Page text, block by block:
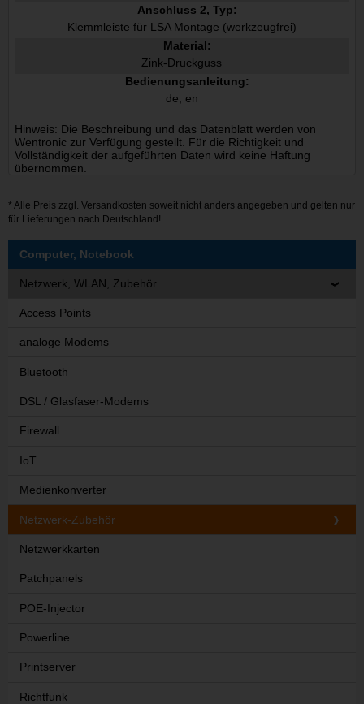
Anschluss 2, Typ:
Klemmleiste für LSA Montage (werkzeugfrei)
Material:
Zink-Druckguss
Bedienungsanleitung:
de, en
Hinweis: Die Beschreibung und das Datenblatt werden von
Wentronic zur Verfügung gestellt. Für die Richtigkeit und
Vollständigkeit der aufgeführten Daten wird keine Haftung
übernommen.
* Alle Preis zzgl. Versandkosten soweit nicht anders angegeben und gelten nur
für Lieferungen nach Deutschland!
Computer, Notebook
Netzwerk, WLAN, Zubehör
Access Points
analoge Modems
Bluetooth
DSL / Glasfaser-Modems
Firewall
IoT
Medienkonverter
Netzwerk-Zubehör
Netzwerkkarten
Patchpanels
POE-Injector
Powerline
Printserver
Richtfunk